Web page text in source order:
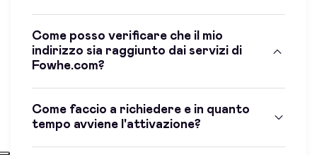
Come posso verificare che il mio
indirizzo sia raggiunto dai servizi di
Fowhe.com?
Come faccio a richiedere e in quanto
tempo avviene l'attivazione?